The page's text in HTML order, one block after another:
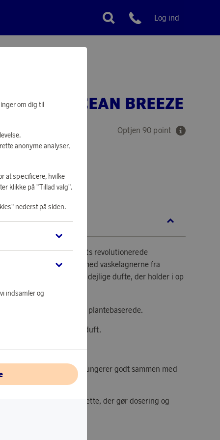
Kundeservice
Log ind
OCEAN BREEZE
Optjen 90 point
SHOPPE
med Laundry Sheets revolutionerede
at bruge sammen med vaskelagnerne fra
friske vasketøjet op med dejlige dufte, der holder i op
nedbrydelige og plantebaserede.
giver tøjet en fantastisk duft.
ingen slitage og fungerer godt sammen med
har en smart doseringshætte, der gør dosering og
om dig til
anonyme analyser,
at specificere, hvilke
klikke på "Tillad valg".
nederst på siden.
indsamler og